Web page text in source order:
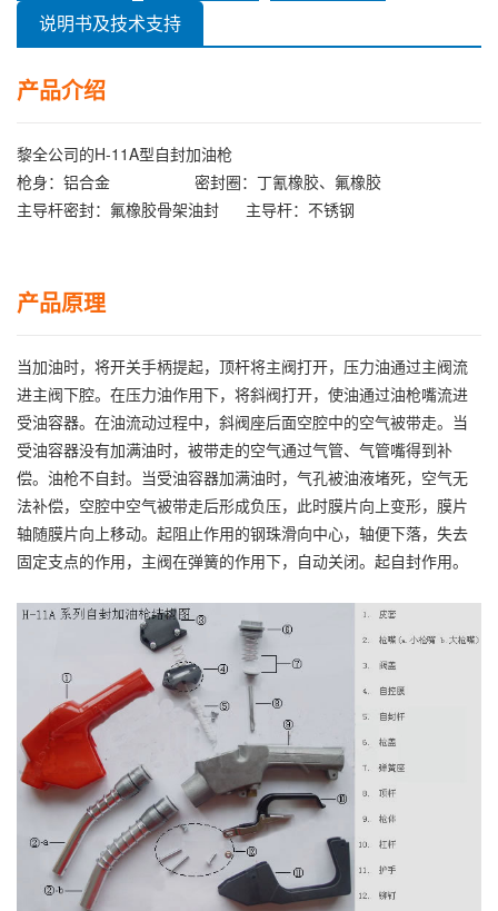
说明书及技术支持
产品介绍
黎全公司的H-11A型自封加油枪
枪身：铝合金 密封圈：丁氰橡胶、氟橡胶
主导杆密封：氟橡胶骨架油封 主导杆：不锈钢
产品原理
当加油时，将开关手柄提起，顶杆将主阀打开，压力油通过主阀流
进主阀下腔。在压力油作用下，将斜阀打开，使油通过油枪嘴流进
受油容器。在油流动过程中，斜阀座后面空腔中的空气被带走。当
受油容器没有加满油时，被带走的空气通过气管、气管嘴得到补
偿。油枪不自封。当受油容器加满油时，气孔被油液堵死，空气无
法补偿，空腔中空气被带走后形成负压，此时膜片向上变形，膜片
轴随膜片向上移动。起阻止作用的钢珠滑向中心，轴便下落，失去
固定支点的作用，主阀在弹簧的作用下，自动关闭。起自封作用。